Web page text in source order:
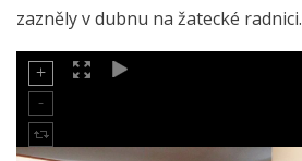
zazněly v dubnu na žatecké radnici.